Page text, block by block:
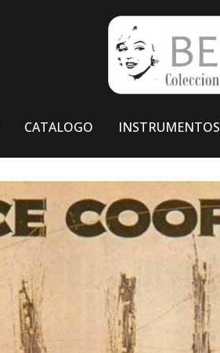
CATALOGO INSTRUMENTOS